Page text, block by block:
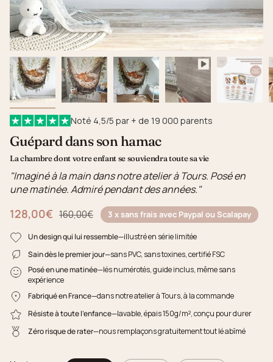
Noté 4,5/5 par + de 19 000 parents
Guépard dans son hamac
La chambre dont votre enfant se souviendra toute sa vie
"Imaginé à la main dans notre atelier à Tours. Posé en
une matinée. Admiré pendant des années."
128,00€
Prix régulier 160,00€ 3 x sans frais avec Paypal ou Scalapay
Un design qui lui ressemble—illustré en série limitée
Sain dès le premier jour—sans PVC, sans toxines, certifié FSC
Posé en une matinée—lés numérotés, guide inclus, même sans
expérience
Fabriqué en France—dans notre atelier à Tours, à la commande
Résiste à toute l'enfance—lavable, épais 150g/m², conçu pour durer
Zéro risque de rater—nous remplaçons gratuitement tout lé abîmé